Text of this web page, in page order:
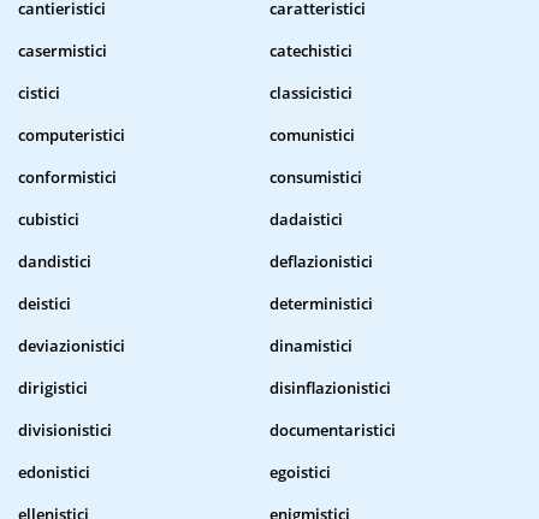
cantieristici
caratteristici
casermistici
catechistici
cistici
classicistici
computeristici
comunistici
conformistici
consumistici
cubistici
dadaistici
dandistici
deflazionistici
deistici
deterministici
deviazionistici
dinamistici
dirigistici
disinflazionistici
divisionistici
documentaristici
edonistici
egoistici
ellenistici
enigmistici